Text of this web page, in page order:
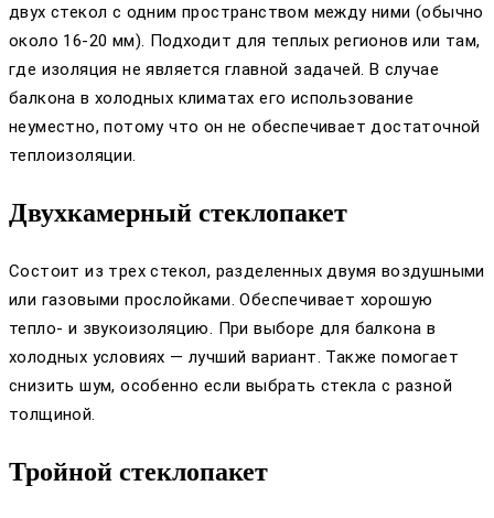
двух стекол с одним пространством между ними (обычно
около 16-20 мм). Подходит для теплых регионов или там,
где изоляция не является главной задачей. В случае
балкона в холодных климатах его использование
неуместно, потому что он не обеспечивает достаточной
теплоизоляции.
Двухкамерный стеклопакет
Состоит из трех стекол, разделенных двумя воздушными
или газовыми прослойками. Обеспечивает хорошую
тепло- и звукоизоляцию. При выборе для балкона в
холодных условиях — лучший вариант. Также помогает
снизить шум, особенно если выбрать стекла с разной
толщиной.
Тройной стеклопакет